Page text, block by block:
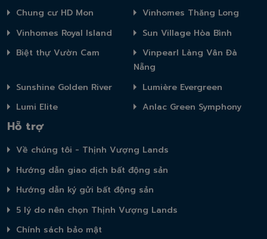
Chung cư HD Mon
Vinhomes Thăng Long
Vinhomes Royal Island
Sun Village Hòa Bình
Biệt thự Vườn Cam
Vinpearl Làng Vân Đà
Nẵng
Sunshine Golden River
Lumière Evergreen
Lumi Elite
Anlac Green Symphony
Hỗ trợ
Về chúng tôi - Thịnh Vượng Lands
Hướng dẫn giao dịch bất động sản
Hướng dẫn ký gửi bất động sản
5 lý do nên chọn Thịnh Vượng Lands
Chính sách bảo mật